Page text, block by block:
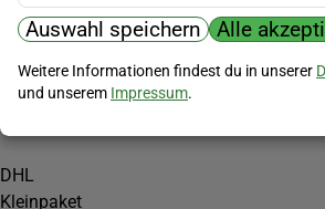
Zahlungsmöglichkeiten
PayPal
Vorkasse
Versand
DHL
Kleinpaket
Auswahl speichern Alle
Weitere Informationen findest du in unserer
und unserem Impressum.